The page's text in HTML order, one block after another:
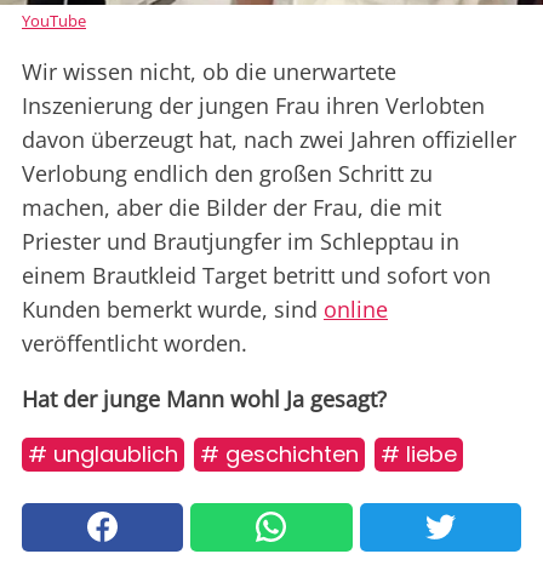
YouTube
Wir wissen nicht, ob die unerwartete
Inszenierung der jungen Frau ihren Verlobten
davon überzeugt hat, nach zwei Jahren offizieller
Verlobung endlich den großen Schritt zu
machen, aber die Bilder der Frau, die mit
Priester und Brautjungfer im Schlepptau in
einem Brautkleid Target betritt und sofort von
Kunden bemerkt wurde, sind online
veröffentlicht worden.
Hat der junge Mann wohl Ja gesagt?
# unglaublich # geschichten # liebe